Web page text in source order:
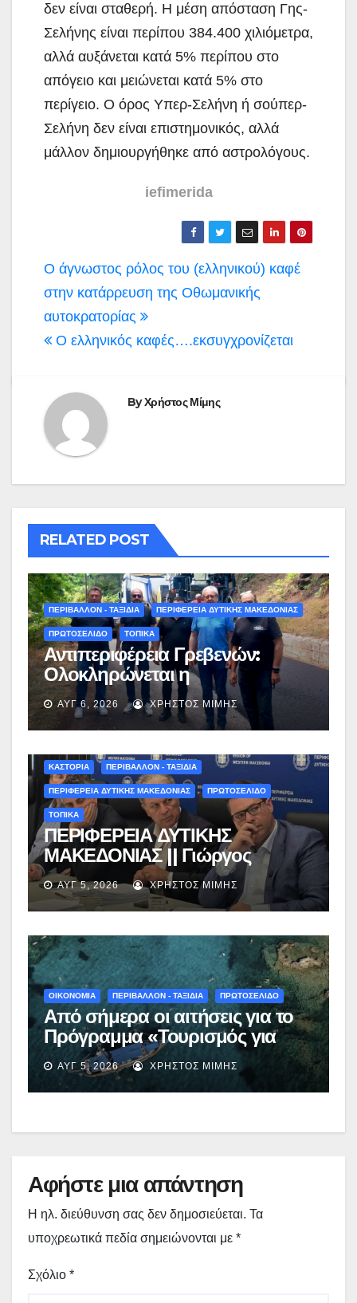
δεν είναι σταθερή. Η μέση απόσταση Γης-
Σελήνης είναι περίπου 384.400 χιλιόμετρα,
αλλά αυξάνεται κατά 5% περίπου στο
απόγειο και μειώνεται κατά 5% στο
περίγειο. Ο όρος Υπερ-Σελήνη ή σούπερ-
Σελήνη δεν είναι επιστημονικός, αλλά
μάλλον δημιουργήθηκε από αστρολόγους.
iefimerida
Πλοήγηση
άρθρων
Ο άγνωστος ρόλος του (ελληνικού) καφέ
στην κατάρρευση της Οθωμανικής
αυτοκρατορίας
Ο ελληνικός καφές….εκσυγχρονίζεται
ByΧρήστος Μίμης
RELATED POST
ΠΕΡΙΒΑΛΛΟΝ - ΤΑΞΙΔΙΑ ΠΕΡΙΦΕΡΕΙΑ ΔΥΤΙΚΗΣ ΜΑΚΕΔΟΝΙΑΣ
ΠΡΩΤΟΣΕΛΙΔΟ ΤΟΠΙΚΑ
Αντιπεριφέρεια Γρεβενών:
Ολοκληρώνεται η
ασφαλτόστρωση της οδού
Περιβόλι – Αβδέλλα
ΑΥΓ 6, 2026 ΧΡΉΣΤΟΣ ΜΊΜΗΣ
ΚΑΣΤΟΡΙΑ ΠΕΡΙΒΑΛΛΟΝ - ΤΑΞΙΔΙΑ
ΠΕΡΙΦΕΡΕΙΑ ΔΥΤΙΚΗΣ ΜΑΚΕΔΟΝΙΑΣ ΠΡΩΤΟΣΕΛΙΔΟ
ΤΟΠΙΚΑ
ΠΕΡΙΦΕΡΕΙΑ ΔΥΤΙΚΗΣ
ΜΑΚΕΔΟΝΙΑΣ || Γιώργος
Αμανατίδης για Φράγμα
Νεστορίου: «Η δέσμευσή μας
γίνεται πράξη με εξασφαλισμένη
χρηματοδότηση»
ΑΥΓ 5, 2026 ΧΡΉΣΤΟΣ ΜΊΜΗΣ
ΟΙΚΟΝΟΜΙΑ ΠΕΡΙΒΑΛΛΟΝ - ΤΑΞΙΔΙΑ ΠΡΩΤΟΣΕΛΙΔΟ
Από σήμερα οι αιτήσεις για το
Πρόγραμμα «Τουρισμός για
Όλους 2026-2027» – Πότε λήγει
η προσθεσμία
ΑΥΓ 5, 2026 ΧΡΉΣΤΟΣ ΜΊΜΗΣ
Αφήστε μια απάντηση
Η ηλ. διεύθυνση σας δεν δημοσιεύεται. Τα
υποχρεωτικά πεδία σημειώνονται με *
Σχόλιο *